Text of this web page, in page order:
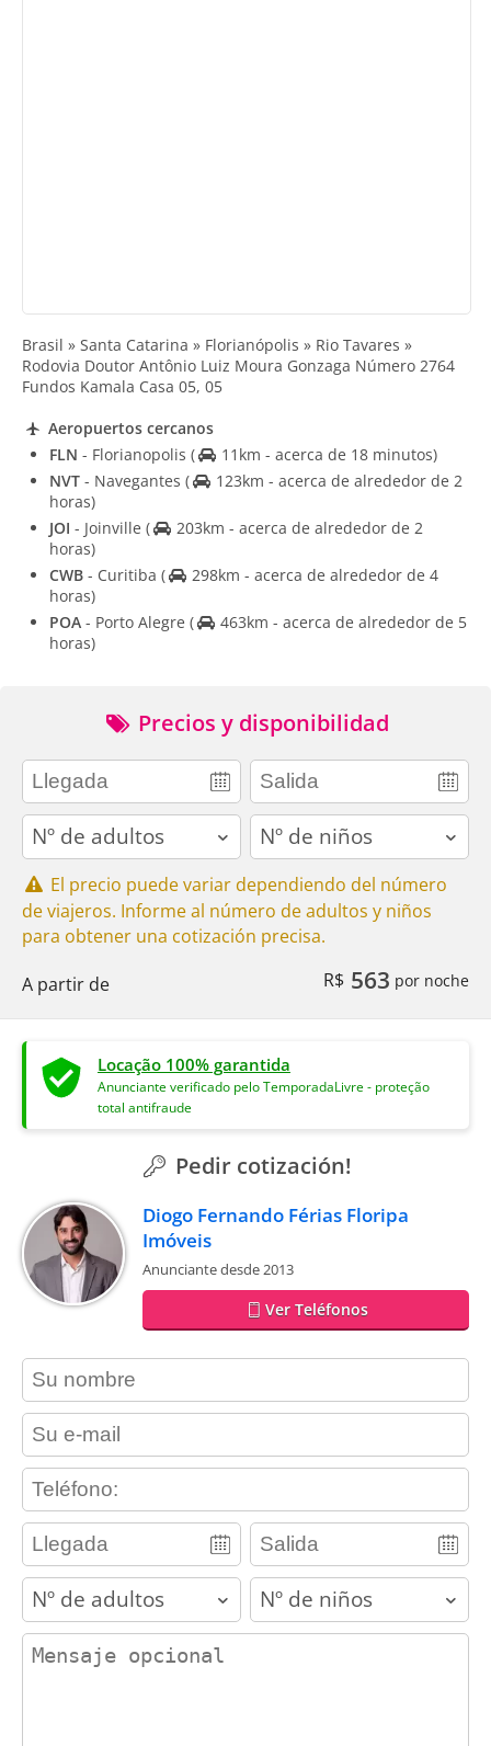
Brasil » Santa Catarina » Florianópolis » Rio Tavares »
Rodovia Doutor Antônio Luiz Moura Gonzaga Número 2764
Fundos Kamala Casa 05, 05
Aeropuertos cercanos
FLN - Florianopolis (
11km - acerca de 18 minutos)
NVT - Navegantes (
123km - acerca de alrededor de 2
horas)
JOI - Joinville (
203km - acerca de alrededor de 2
horas)
CWB - Curitiba (
298km - acerca de alrededor de 4
horas)
POA - Porto Alegre (
463km - acerca de alrededor de 5
horas)
Precios y disponibilidad
adults children
El precio puede variar dependiendo del número
de viajeros. Informe al número de adultos y niños
para obtener una cotización precisa.
A partir de
R$ 563 por noche
Locação 100% garantida
Anunciante verificado pelo TemporadaLivre - proteção
total antifraude
Pedir cotización!
Diogo Fernando Férias Floripa
Imóveis
Anunciante desde 2013
Ver Teléfonos
contact_name
contact_email
contact_phone
adults children
contact_message